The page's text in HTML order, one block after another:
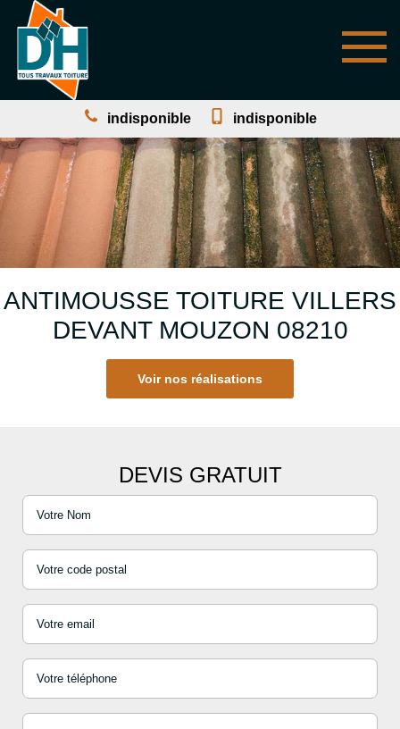
indisponible indisponible
ANTIMOUSSE TOITURE VILLERS
DEVANT MOUZON 08210
Voir nos réalisations
DEVIS GRATUIT